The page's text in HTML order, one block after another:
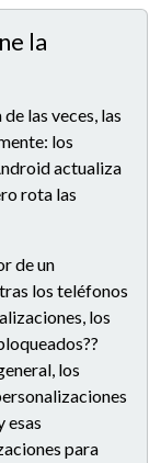
la
las veces, las
los
actualiza
rota las
de un
los teléfonos
los
los
esas
para